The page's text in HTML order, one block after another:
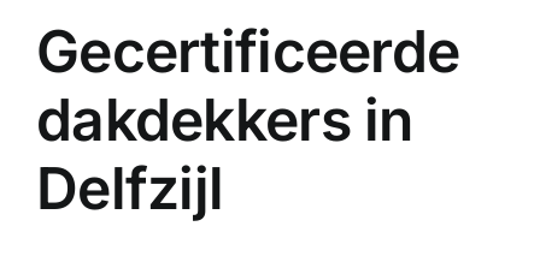
Gecertificeerde
dakdekkers in
Delfzijl